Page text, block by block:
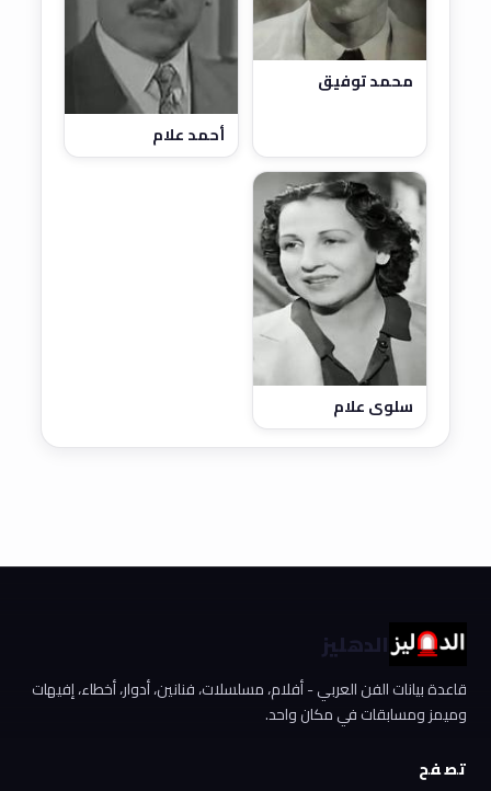
محمد توفيق
أحمد علام
سلوى علام
الدهليز
قاعدة بيانات الفن العربي - أفلام، مسلسلات، فنانين، أدوار، أخطاء، إفيهات
وميمز ومسابقات في مكان واحد.
تصفح